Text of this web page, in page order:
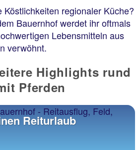
Köstlichkeiten regionaler Küche?
Bauernhof werdet ihr oftmals
Lebensmitteln au­s
verwöhnt.
Highlights rund
Pferden
Reiturlaub